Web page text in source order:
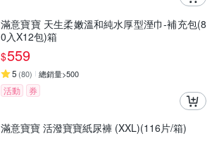
滿意寶寶 天生柔嫩溫和純水厚型溼巾-補充包(8
0入X12包)箱
$559
5 (80) 總銷量>500
活動 券
滿意寶寶 活潑寶寶紙尿褲 (XXL)(116片/箱)